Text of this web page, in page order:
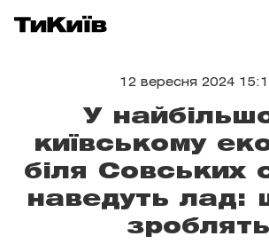
12 вересня 2024
У
київському
біля Совських
наведуть лад:
зроблять